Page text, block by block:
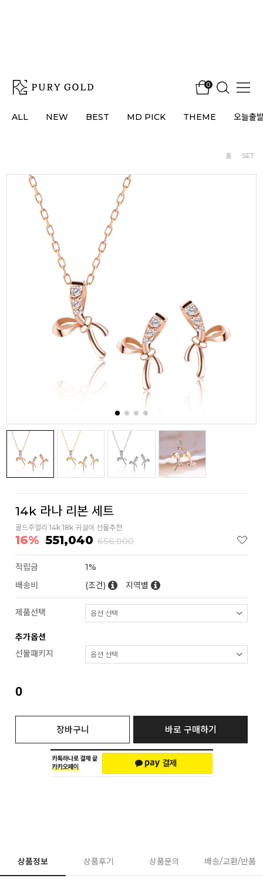
0
ALL NEW BEST MD PICK THEME 오늘출
홈 · SET
14k 라나 리본 세트
골드주얼리 14k 18k 귀걸이 선물추천
16% 551,040 656,000
적립금
1%
배송비
(조건) 지역별
제품선택
추가옵션
선물패키지
0
장바구니 바로 구매하기
상품정보 상품후기 상품문의 배송/교환/반품